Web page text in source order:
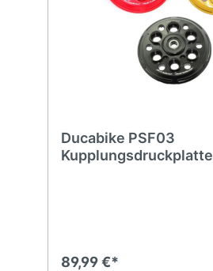
Ducabike PSF03
Kupplungsdruckplatte
89,99 €*